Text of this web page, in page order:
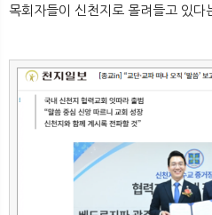
목회자들이 신천지로 몰려들고 있다